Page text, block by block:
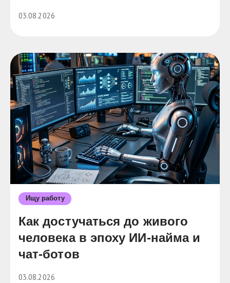
03.08.2026
Ищу работу
Как достучаться до живого
человека в эпоху ИИ-найма и
чат-ботов
03.08.2026